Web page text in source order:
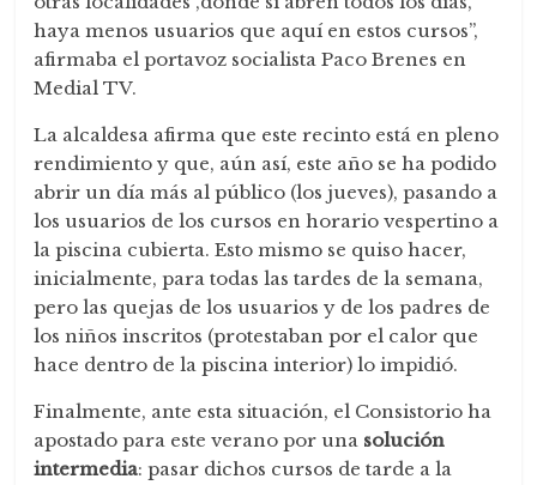
haya menos usuarios que aquí en estos cursos”,
afirmaba el portavoz socialista Paco Brenes en
Medial TV.
La alcaldesa afirma que este recinto está en pleno
rendimiento y que, aún así, este año se ha podido
abrir un día más al público (los jueves), pasando a
los usuarios de los cursos en horario vespertino a
la piscina cubierta. Esto mismo se quiso hacer,
inicialmente, para todas las tardes de la semana,
pero las quejas de los usuarios y de los padres de
los niños inscritos (protestaban por el calor que
hace dentro de la piscina interior) lo impidió.
Finalmente, ante esta situación, el Consistorio ha
apostado para este verano por una solución
intermedia: pasar dichos cursos de tarde a la